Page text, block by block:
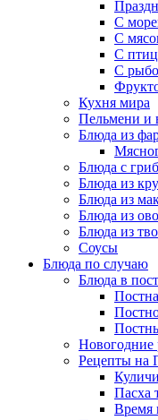
С
С
С
С
Кухня мира
Пельмени и
Блюда из
Блюда с
Блюда из
Блюда из
Блюда из
Блюда из
Соусы
Блюда по случаю
Блюда в пост
Новогодние
Рецепты на
Пасха
Время